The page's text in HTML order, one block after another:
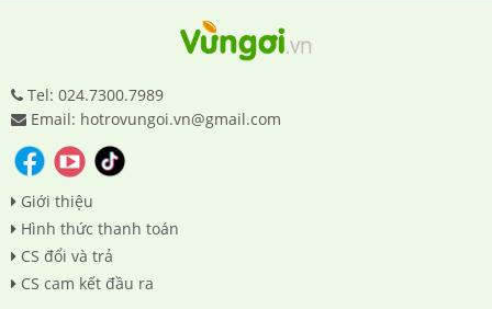
Tel: 024.7300.7989
Email: hotrovungoi.vn@gmail.com
Giới thiệu
Hình thức thanh toán
CS đổi và trả
CS cam kết đầu ra